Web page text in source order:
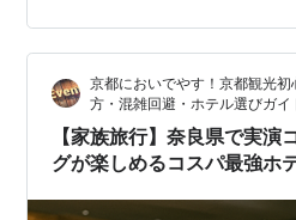
ルの宿泊がついているパック商
宿泊出来て大体80,000円くら
するなら最低でも二人で大…
京都においでやす！京都観光
方・混雑回避・ホテル選びガイ
【家族旅行】奈良県で実演
グが楽しめるコスパ最強ホ